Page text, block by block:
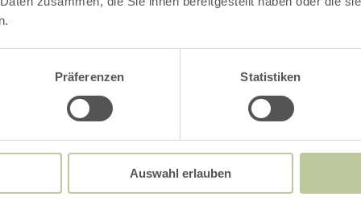
Präferenzen Statistiken
Auswahl erlauben
Bitburger Land, Römermauer 4,
Impressies